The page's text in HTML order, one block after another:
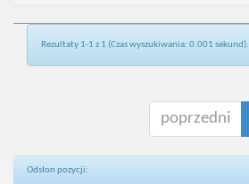
Rezultaty 1-1 z 1 (Czas wyszukiwania: 0.001 sekund).
poprzedni
Odsłon pozycji: